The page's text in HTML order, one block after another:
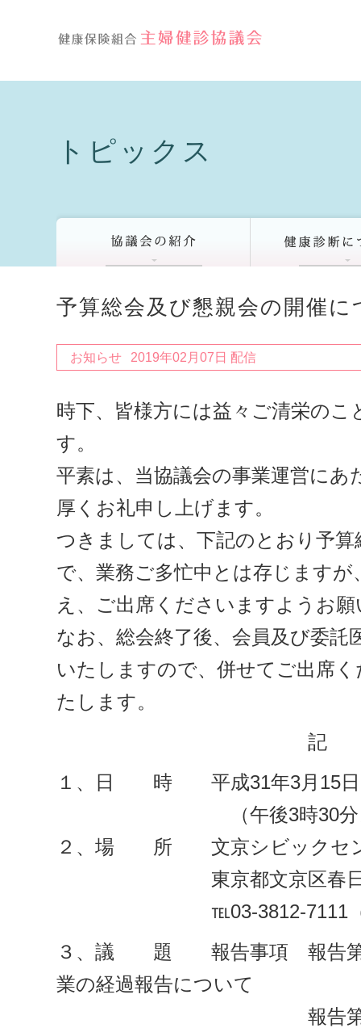
トピックス
予算総会及び懇親会の開催に
お知らせ 2019年02月07日 配信
時下、皆様方には益々ご清栄のこ
す。
平素は、当協議会の事業運営にあ
厚くお礼申し上げます。
つきましては、下記のとおり予
で、業務ご多忙中とは存じます
え、ご出席くださいますようお
なお、総会終了後、会員及び委託
いたしますので、併せてご出席
たします。
記
１、日 時 平成31年3月15日
（午後3時30分より
２、場 所 文京シビックセン
東京都文京区春日
℡03-3812-7111（
３、議 題 報告事項 報告第1
業の経過報告について
報告第2号 平成